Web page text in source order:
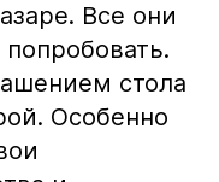
Все они
стола
Особенно